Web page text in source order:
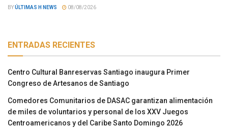
BYÚLTIMAS H NEWS 08/08/2026
ENTRADAS RECIENTES
Centro Cultural Banreservas Santiago inaugura Primer
Congreso de Artesanos de Santiago
Comedores Comunitarios de DASAC garantizan alimentación
de miles de voluntarios y personal de los XXV Juegos
Centroamericanos y del Caribe Santo Domingo 2026